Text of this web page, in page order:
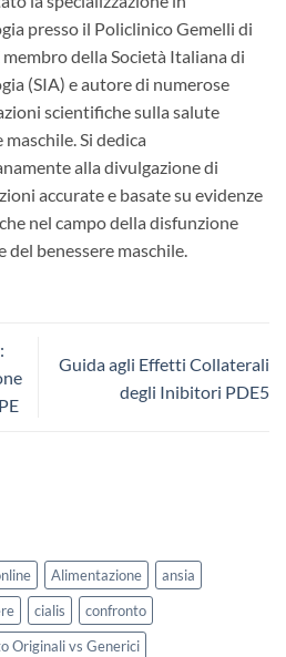
presso il Policlinico Gemelli di
membro della Società Italiana di
(SIA) e autore di numerose
scientifiche sulla salute
maschile. Si dedica
alla divulgazione di
accurate e basate su evidenze
nel campo della disfunzione
del benessere maschile.
Guida agli Effetti Collaterali
degli Inibitori PDE5
Alimentazione
ansia
cialis
confronto
Originali vs Generici